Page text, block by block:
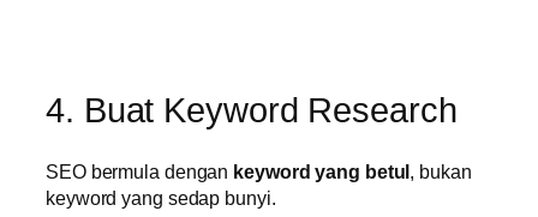
4. Buat Keyword Research
SEO bermula dengan keyword yang betul, bukan
keyword yang sedap bunyi.